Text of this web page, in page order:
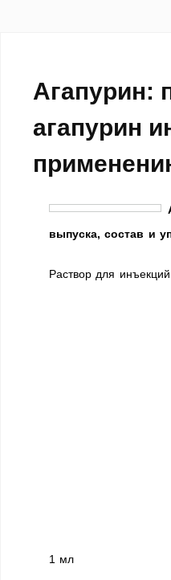
Агапурин:
агапурин
выпуска, состав и
Раствор для инъекций
1 мл